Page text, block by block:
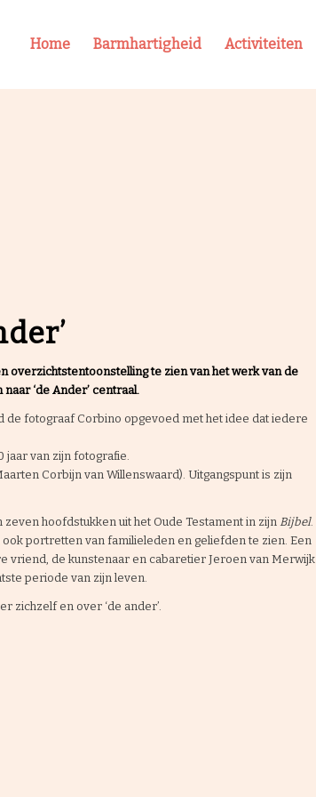
Home Barmhartigheid Activiteiten
overzichtstentoonstelling te zien van het werk van de
‘de Ander’ centraal.
de fotograaf Corbino opgevoed met het idee dat iedere
jaar van zijn fotografie.
Corbijn van Willenswaard). Uitgangspunt is zijn
hoofdstukken uit het Oude Testament in zijn Bijbel.
portretten van familieleden en geliefden te zien. Een
vriend, de kunstenaar en cabaretier Jeroen van Merwijk
periode van zijn leven.
zichzelf en over ‘de ander’.